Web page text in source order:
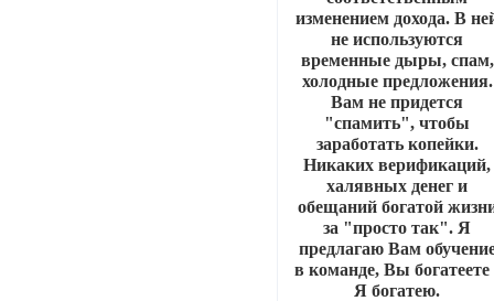
изменением дохода. В
не используются
временные дыры, спам,
холодные предложения.
Вам не придется
"спамить", чтобы
заработать копейки.
Никаких верификаций,
халявных денег и
обещаний богатой
за "просто так". Я
предлагаю Вам
в команде, Вы богатеете
Я богатею.